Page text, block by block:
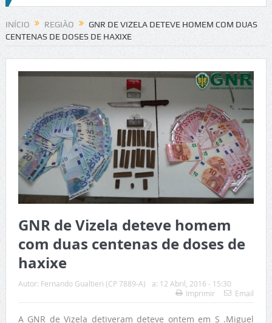
INÍCIO REGIÃO
GNR DE VIZELA DETEVE HOMEM COM DUAS
CENTENAS DE DOSES DE HAXIXE
GNR de Vizela deteve homem
com duas centenas de doses de
haxixe
Autor: Fernando Gualtieri (CP 7889-A) a: 12 Abril, 2016 - 15:30
Imprimir
Email
A GNR de Vizela detiveram deteve ontem em S .Miguel